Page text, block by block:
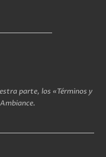
parte, los «Términos y